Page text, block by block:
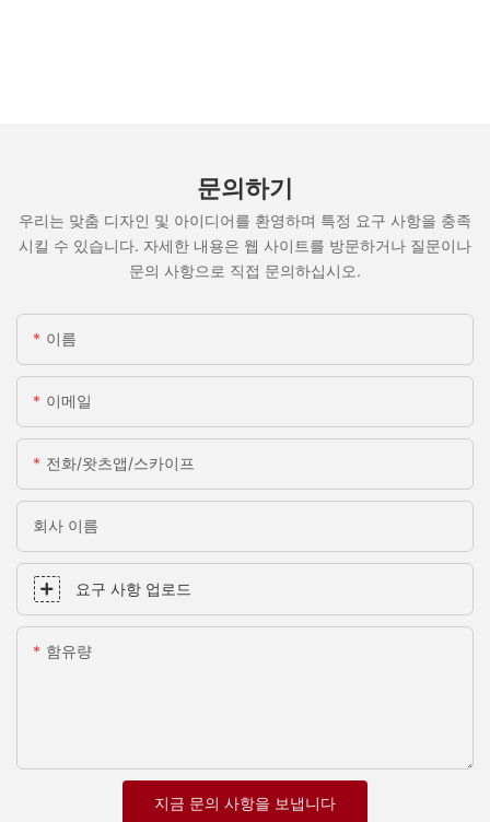
문의하기
우리는 맞춤 디자인 및 아이디어를 환영하며 특정 요구 사항을 충족
시킬 수 있습니다. 자세한 내용은 웹 사이트를 방문하거나 질문이나
문의 사항으로 직접 문의하십시오.
이름
이메일
전화/왓츠앱/스카이프
회사 이름
요구 사항 업로드
함유량
지금 문의 사항을 보냅니다